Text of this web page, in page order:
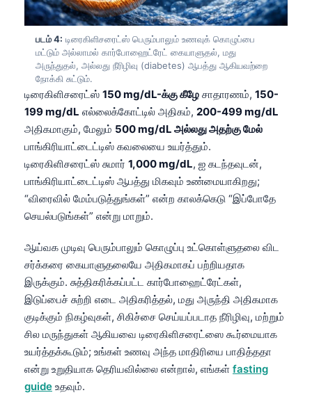
படம் 4: டிரைகிளிசரைட்ஸ் பெரும்பாலும் உணவுக் கொழுப்பை
மட்டும் அல்லாமல் கார்போஹைட்ரேட் கையாளுதல், மது
அருந்துதல், அல்லது நீரிழிவு (diabetes) ஆபத்து ஆகியவற்றை
நோக்கி சுட்டும்.
டிரைகிளிசரைட்ஸ் 150 mg/dL-க்கு கீழே சாதாரணம், 150-
199 mg/dL எல்லைக்கோட்டில் அதிகம், 200-499 mg/dL
அதிகமாகும், மேலும் 500 mg/dL அல்லது அதற்கு மேல்
பாங்கிரியாட்டைட்டிஸ் கவலையை உயர்த்தும்.
டிரைகிளிசரைட்ஸ் சுமார் 1,000 mg/dL, ஐ கடந்தவுடன்,
பாங்கிரியாட்டைட்டிஸ் ஆபத்து மிகவும் உண்மையாகிறது;
“விரைவில் மேம்படுத்துங்கள்” என்ற காலக்கெடு “இப்போதே
செயல்படுங்கள்” என்று மாறும்.
ஆய்வக முடிவு பெரும்பாலும் கொழுப்பு உட்கொள்ளுதலை விட
சர்க்கரை கையாளுதலையே அதிகமாகப் பற்றியதாக
இருக்கும். சுத்திகரிக்கப்பட்ட கார்போஹைட்ரேட்கள்,
இடுப்பைச் சுற்றி எடை அதிகரித்தல், மது அருந்தி அதிகமாக
குடிக்கும் நிகழ்வுகள், சிகிச்சை செய்யப்படாத நீரிழிவு, மற்றும்
சில மருந்துகள் ஆகியவை டிரைகிளிசரைட்ஸை கூர்மையாக
உயர்த்தக்கூடும்; உங்கள் உணவு அந்த மாதிரியை பாதித்ததா
என்று உறுதியாக தெரியவில்லை என்றால், எங்கள் fasting
guide உதவும்.